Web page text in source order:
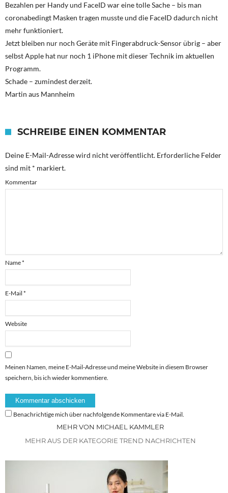
Bezahlen per Handy und FaceID war eine tolle Sache – bis man
coronabedingt Masken tragen musste und die FaceID dadurch nicht
mehr funktioniert.
Jetzt bleiben nur noch Geräte mit Fingerabdruck-Sensor übrig – aber
selbst Apple hat nur noch 1 iPhone mit dieser Technik im aktuellen
Programm.
Schade – zumindest derzeit.
Martin aus Mannheim
SCHREIBE EINEN KOMMENTAR
Deine E-Mail-Adresse wird nicht veröffentlicht. Erforderliche Felder
sind mit * markiert.
Kommentar
Name*
E-Mail *
Website
Meinen Namen, meine E-Mail-Adresse und meine Website in diesem Browser
speichern, bis ich wieder kommentiere.
Benachrichtige mich über nachfolgende Kommentare via E-Mail.
MEHR VON MICHAEL KAMMLER
MEHR AUS DER KATEGORIE TREND NACHRICHTEN